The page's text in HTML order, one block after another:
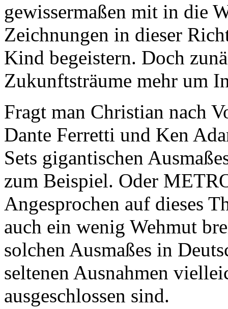
gewissermaßen mit in die
Zeichnungen in dieser
Kind begeistern. Doch
Zukunftsträume mehr um
Fragt man Christian nach
Dante Ferretti und Ken
Sets gigantischen
zum Beispiel. Oder
Angesprochen auf dieses
auch ein wenig Wehmut
solchen Ausmaßes in
seltenen Ausnahmen
ausgeschlossen sind.